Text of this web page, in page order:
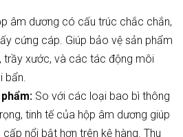
âm dương có cấu trúc chắc chắn,
cứng cáp. Giúp bảo vệ sản phẩm
trầy xước, và các tác động môi
bẩn.
So với các loại bao bì thông
tinh tế của hộp âm dương giúp
nổi bật hơn trên kệ hàng. Thu